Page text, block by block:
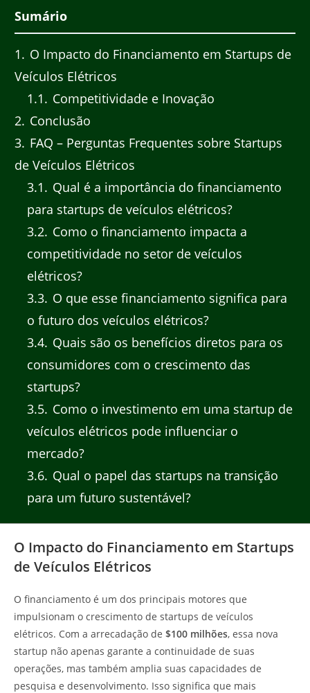
Sumário
1
O Impacto do Financiamento em Startups de
Veículos Elétricos
1.1
Competitividade e Inovação
2 Conclusão
3 FAQ – Perguntas Frequentes sobre Startups
de Veículos Elétricos
3.1
Qual é a importância do financiamento
para startups de veículos elétricos?
3.2 Como o financiamento impacta a
competitividade no setor de veículos
elétricos?
3.3 O que esse financiamento significa para
o futuro dos veículos elétricos?
3.4 Quais são os benefícios diretos para os
consumidores com o crescimento das
startups?
3.5 Como o investimento em uma startup de
veículos elétricos pode influenciar o
mercado?
3.6 Qual o papel das startups na transição
para um futuro sustentável?
O Impacto do Financiamento em Startups
de Veículos Elétricos
O financiamento é um dos principais motores que
impulsionam o crescimento de startups de veículos
elétricos. Com a arrecadação de $100 milhões, essa nova
startup não apenas garante a continuidade de suas
operações, mas também amplia suas capacidades de
pesquisa e desenvolvimento. Isso significa que mais